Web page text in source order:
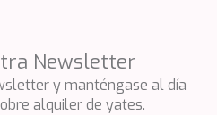
Newsletter
y manténgase al día
alquiler de yates.